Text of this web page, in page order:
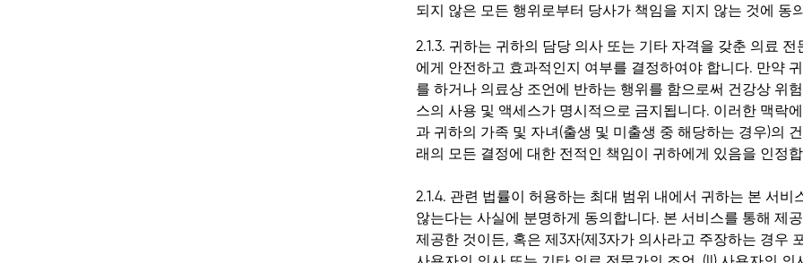
되지 않은 모든 행위로부터 당사가 책임을 지지 않는 것에 동
2.1.3. 귀하는 귀하의 담당 의사 또는 기타 자격을 갖춘 의료
에게 안전하고 효과적인지 여부를 결정하여야 합니다. 만약
를 하거나 의료상 조언에 반하는 행위를 함으로써 건강상 위
스의 사용 및 액세스가 명시적으로 금지됩니다. 이러한 맥락
과 귀하의 가족 및 자녀(출생 및 미출생 중 해당하는 경우)의
래의 모든 결정에 대한 전적인 책임이 귀하에게 있음을 인정
2.1.4. 관련 법률이 허용하는 최대 범위 내에서 귀하는 본 서비
않는다는 사실에 분명하게 동의합니다. 본 서비스를 통해 제
제공한 것이든, 혹은 제3자(제3자가 의사라고 주장하는 경우